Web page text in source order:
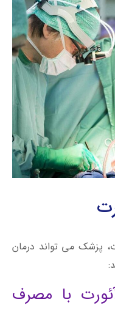
پزشک می تواند درمان
با مصرف